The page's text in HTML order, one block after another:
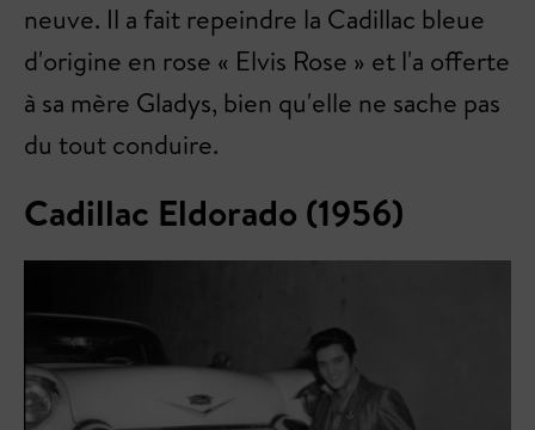
neuve. Il a fait repeindre la Cadillac bleue
d'origine en rose « Elvis Rose » et l'a offerte
à sa mère Gladys, bien qu'elle ne sache pas
du tout conduire.
Cadillac Eldorado (1956)